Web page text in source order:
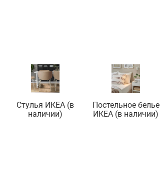
Стулья ИКЕА (в
наличии)
Постельное белье
ИКЕА (в наличии)